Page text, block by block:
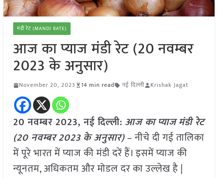
मंडी रेट (MANDI RATE)
आज का प्याज मंडी रेट (20 नवम्बर
2023 के अनुसार)
November 20, 2023 14 min read नई दिल्ली Krishak Jagat
20 नवम्बर 2023, नई दिल्ली: आज का प्याज मंडी रेट
(20 नवम्बर2023 के अनुसार)– नीचे दी गई तालिका
में पूरे भारत में प्याज की मंडी दरें हैं। इसमें प्याज की
न्यूनतम, अधिकतम और मोडल दर का उल्लेख है |